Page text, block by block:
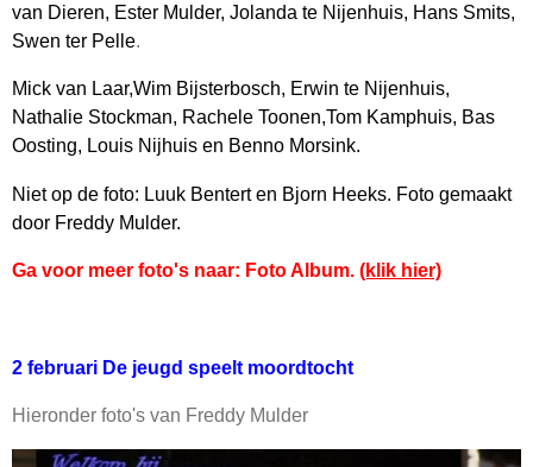
van Dieren, Ester Mulder, Jolanda te Nijenhuis, Hans Smits,
Swen ter Pelle.
Mick van Laar,Wim Bijsterbosch, Erwin te Nijenhuis,
Nathalie Stockman, Rachele Toonen,Tom Kamphuis, Bas
Oosting, Louis Nijhuis en Benno Morsink.
Niet op de foto: Luuk Bentert en Bjorn Heeks. Foto gemaakt
door Freddy Mulder.
Ga voor meer foto's naar: Foto Album. (klik hier)
2 februari De jeugd speelt moordtocht
Hieronder foto's van Freddy Mulder